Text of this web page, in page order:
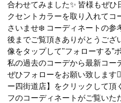
合わせてみました✨️ 皆様もぜ
クセントカラーを取り入れてコ
さいませ❄️ コーディネートの参
後までご覧頂きありがとうござ
像をタップして"フォローする”
私の過去のコーデから最新コー
ぜひフォローをお願い致します
ー四街道店】をクリックして頂
フのコーディネートがご覧いた